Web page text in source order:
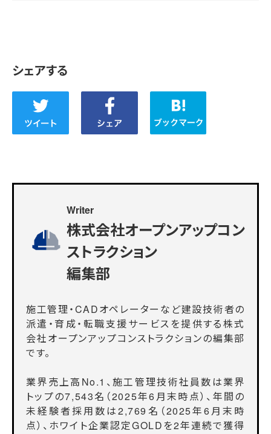
シェアする
Writer
株式会社オープンアップコン
ストラクション
編集部
施工管理・CADオペレーターなど建設技術者の
派遣・育成・転職支援サービスを提供する株式
会社オープンアップコンストラクションの編集部
です。
業界売上高No.1、施工管理技術社員数は業界
トップの7,543名（2025年6月末時点）、年間の
未経験者採用数は2,769名（2025年6月末時
点）、ホワイト企業認定GOLDを2年連続で獲得